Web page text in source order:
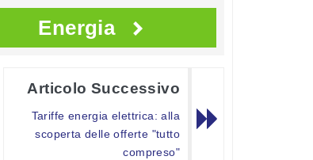
Energia
Articolo Successivo
Tariffe energia elettrica: alla
scoperta delle offerte "tutto
compreso"